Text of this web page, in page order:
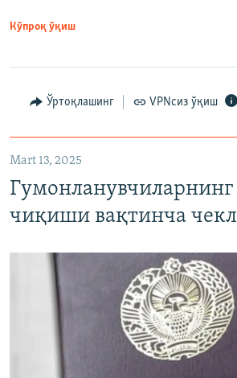
Кўпроқ ўқиш
Ўртоқлашинг VPNсиз ўқиш
Mart 13, 2025
чиқиши вақтинча